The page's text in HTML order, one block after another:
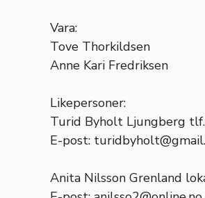
Vara:
Tove Thorkildsen
Anne Kari Fredriksen
Likepersoner:
Turid Byholt Ljungberg
E-post:
Anita Nilsson Grenland